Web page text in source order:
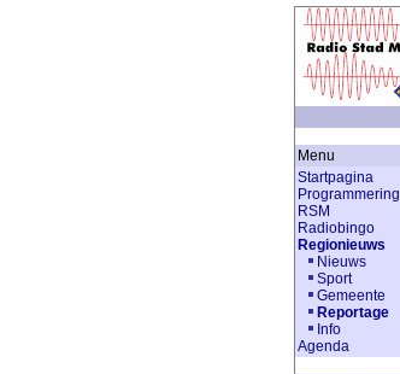
Menu
Startpagina
Programmering
RSM
Radiobingo
Regionieuws
Nieuws
Sport
Gemeente
Reportage
Info
Agenda